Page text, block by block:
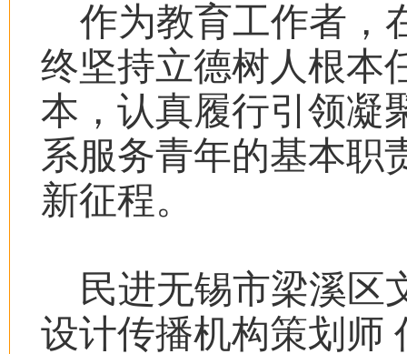
作为教育工作者，
终坚持立德树人根本
本，认真履行引领凝
系服务青年的基本职
新征程。
民进无锡市梁溪区
设计传播机构策划师